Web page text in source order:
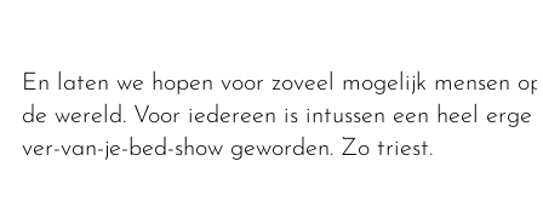
En laten we hopen voor zoveel mogelijk mensen op
de wereld. Voor iedereen is intussen een heel erge
ver-van-je-bed-show geworden. Zo triest.